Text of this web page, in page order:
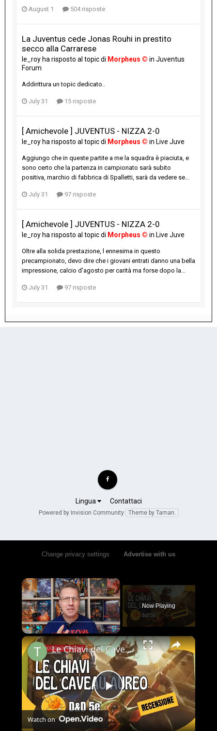
August 1 504 risposte
La Juventus cede Jonas Rouhi in prestito
secco alla Carrarese
le_roy ha risposto al topic di Morpheus © in Juventus
Forum
Addirittura un topic dedicato..
July 31 15 risposte
[ Amichevole ] JUVENTUS - NIZZA 2-0
le_roy ha risposto al topic di Morpheus © in Live Juve
Aggiungo che in queste partite a me la squadra è piaciuta, e
sono certo che la partenza in campionato sarà subito
positiva, marchio di fabbrica di Spalletti, sarà da vedere se...
July 31 97 risposte
[ Amichevole ] JUVENTUS - NIZZA 2-0
le_roy ha risposto al topic di Morpheus © in Live Juve
Oltre alla solida prestazione, l ennesima in questo
precampionato, devo dire che i giovani entrati danno una bella
impressione, calcio d'agosto per carità ma forse dopo la...
July 31 97 risposte
Lingua Contattaci
Powered by Invision Community Theme by Taman.
Change privacy settings Advertise with us
×
Unmute Fullscreen
Now Playing
×
Play
Le Chiavi del Caveau Aureo: Recensione (Avventura D&D 5e)
Watch on